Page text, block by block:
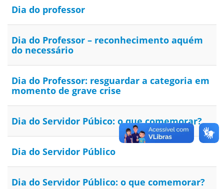
Dia do professor
Dia do Professor – reconhecimento aquém
do necessário
Dia do Professor: resguardar a categoria em
momento de grave crise
Dia do Servidor Púbico: o que comemorar?
Dia do Servidor Público
Dia do Servidor Público: o que comemorar?